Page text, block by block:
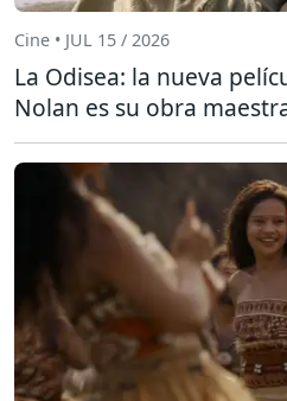
Cine • JUL 15 / 2026
La Odisea: la nueva
Nolan es su obra